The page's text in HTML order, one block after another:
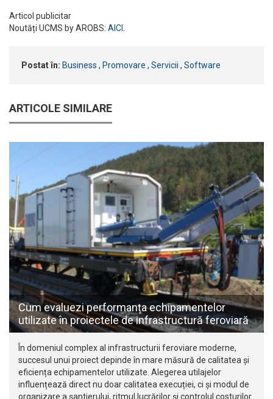
Articol publicitar
Noutăți UCMS by AROBS: AICI
Postat în: Business , Promovare , Servicii , Software
ARTICOLE SIMILARE
Cum evaluezi performanța echipamentelor
utilizate în proiectele de infrastructură feroviară
În domeniul complex al infrastructurii feroviare moderne,
succesul unui proiect depinde în mare măsură de calitatea și
eficiența echipamentelor utilizate. Alegerea utilajelor
influențează direct nu doar calitatea execuției, ci și modul de
organizare a șantierului, ritmul lucrărilor și controlul costurilor